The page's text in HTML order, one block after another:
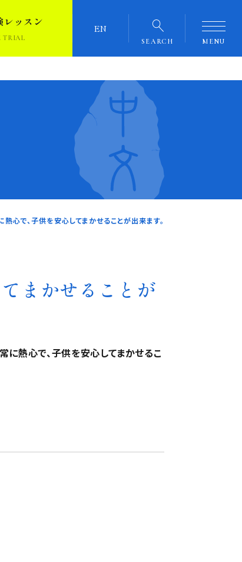
レッスン
TRIAL
EN
SEARCH MENU
心で、子供を安心してまかせることが出来ます。
まかせることが
熱心で、子供を安心してまかせるこ